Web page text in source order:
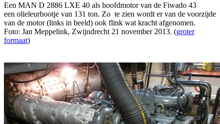
Een MAN D 2886 LXE 40 als hoofdmotor van de Fiwado 43
een olieleurbootje van 131 ton. Zo te zien wordt er van de voorzijde
van de motor (links in beeld) ook flink wat kracht afgenomen.
Foto: Jan Meppelink, Zwijndrecht 21 november 2013. (groter
formaat)